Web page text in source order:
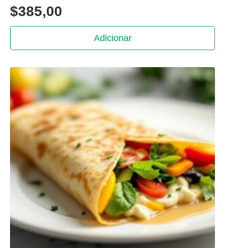
$385,00
Adicionar